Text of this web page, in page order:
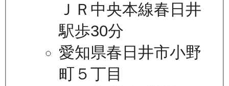
ＪＲ中央本線春日井
駅歩30分
愛知県春日井市小野
町５丁目